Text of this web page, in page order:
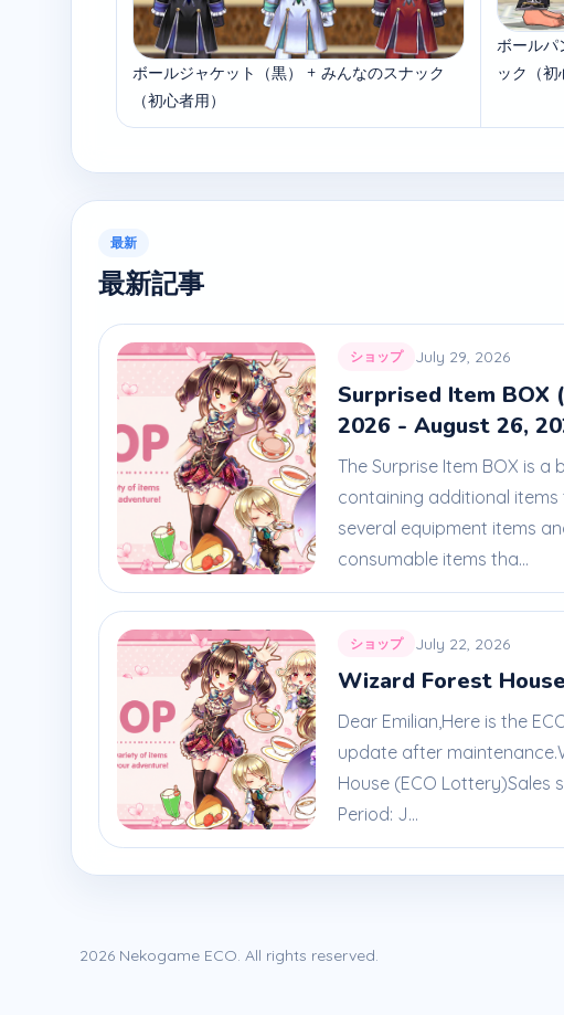
ボールジャケット（黒） + みんなのスナック
（初心者用）
ボールパ
ック（初
最新
最新記事
ショップ July 29, 2026
Surprised Item BOX
2026 - August 26,
The Surprise Item BOX is a
containing additional
several equipment items
consumable items tha...
ショップ July 22, 2026
Wizard Forest House
Dear Emilian,Here is the
update after
House (ECO Lottery)Sales
Period: J...
2026 Nekogame ECO. All rights reserved.